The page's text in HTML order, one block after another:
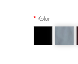
Kolor
Niagara